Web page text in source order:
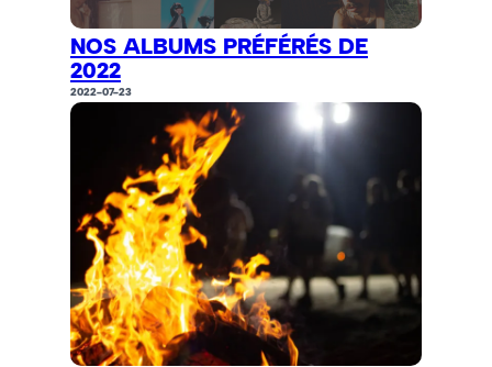
NOS ALBUMS PRÉFÉRÉS DE
2022
2022-07-23